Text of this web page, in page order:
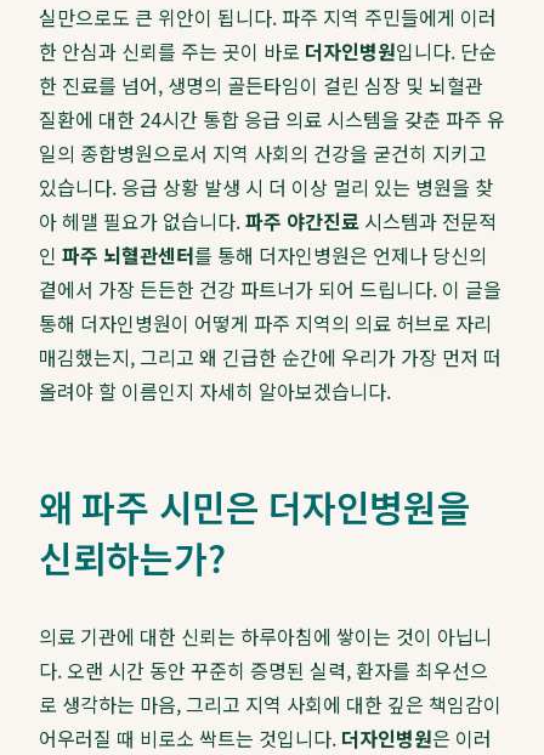
실만으로도 큰 위안이 됩니다. 파주 지역 주민들에게 이러
한 안심과 신뢰를 주는 곳이 바로 더자인병원입니다. 단순
한 진료를 넘어, 생명의 골든타임이 걸린 심장 및 뇌혈관
질환에 대한 24시간 통합 응급 의료 시스템을 갖춘 파주 유
일의 종합병원으로서 지역 사회의 건강을 굳건히 지키고
있습니다. 응급 상황 발생 시 더 이상 멀리 있는 병원을 찾
아 헤맬 필요가 없습니다.파주 야간진료 시스템과 전문적
인 파주 뇌혈관센터를 통해 더자인병원은 언제나 당신의
곁에서 가장 든든한 건강 파트너가 되어 드립니다. 이 글을
통해 더자인병원이 어떻게 파주 지역의 의료 허브로 자리
매김했는지, 그리고 왜 긴급한 순간에 우리가 가장 먼저 떠
올려야 할 이름인지 자세히 알아보겠습니다.
왜 파주 시민은 더자인병원을
신뢰하는가?
의료 기관에 대한 신뢰는 하루아침에 쌓이는 것이 아닙니
다. 오랜 시간 동안 꾸준히 증명된 실력, 환자를 최우선으
로 생각하는 마음, 그리고 지역 사회에 대한 깊은 책임감이
어우러질 때 비로소 싹트는 것입니다. 더자인병원은 이러